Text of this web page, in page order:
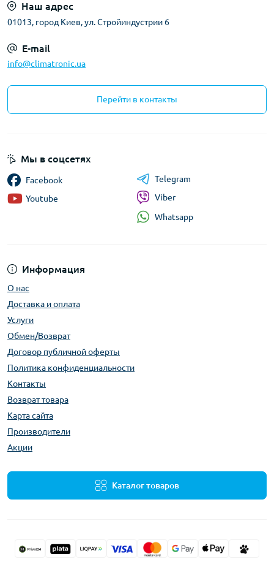
Наш адрес
01013, город Киев, ул. Стройиндустрии 6
E-mail
info@climatronic.ua
Перейти в контакты
Информация
О нас
Доставка и оплата
Услуги
Обмен/Возврат
Договор публичной оферты
Политика конфиденциальности
Контакты
Возврат товара
Карта сайта
Производители
Акции
Каталог товаров
Мы в соцсетях
Facebook
Youtube
Telegram
Viber
Whatsapp